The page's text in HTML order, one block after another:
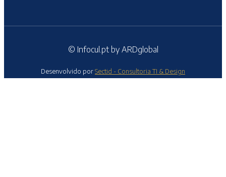
© Infocul.pt by ARDglobal
Desenvolvido porSectid - Consultoria TI & Design